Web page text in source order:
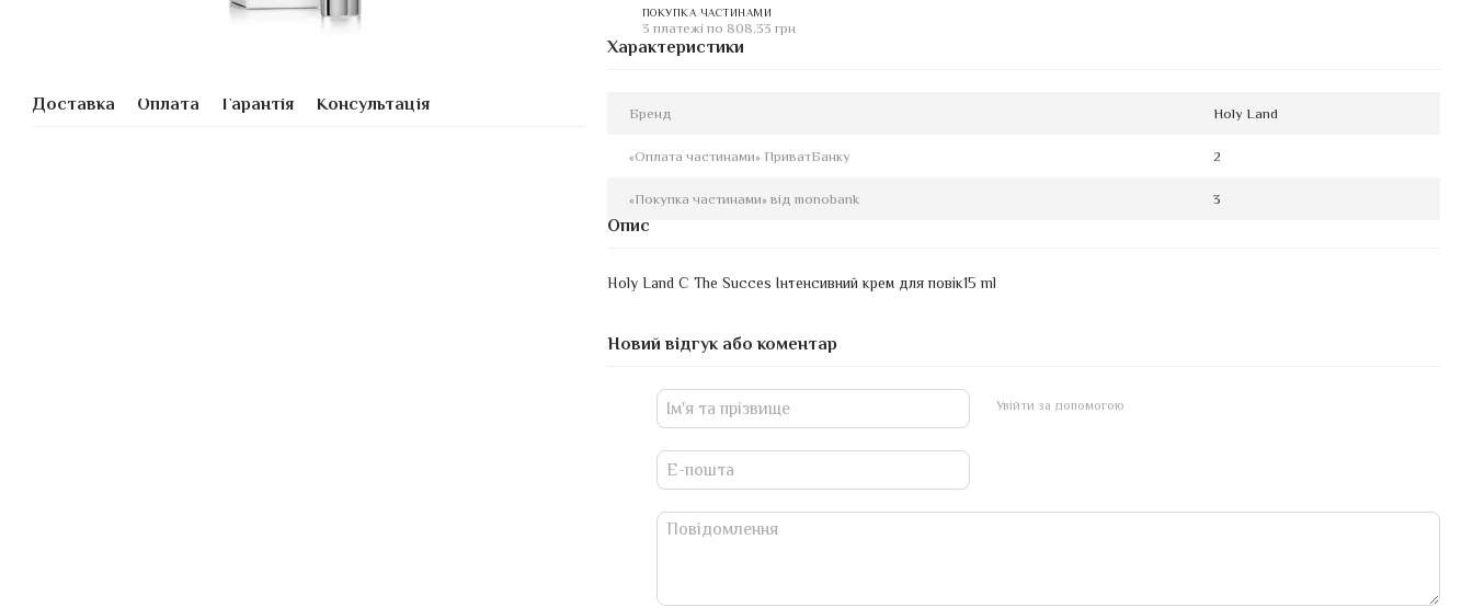
Доставка Оплата Гарантія Консультація
ПОКУПКА ЧАСТИНАМИ
3 платежі по 808.33 грн
Характеристики
Бренд Holy Land
«Оплата частинами» ПриватБанку 2
«Покупка частинами» від monobank 3
Опис
Holy Land C The Succes Інтенсивний крем для повік15 ml
Новий відгук або коментар
Увійти за допомогою